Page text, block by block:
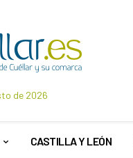
de 2026
CASTILLA Y LEÓN